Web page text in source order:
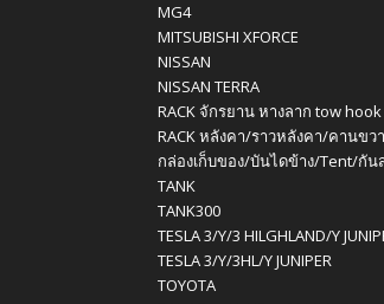
MG4
MITSUBISHI XFORCE
NISSAN
NISSAN TERRA
RACK จักรยาน หางลาก tow hook
RACK หลังคา/ราวหลังคา/คานขว
กล่องเก็บของ/บันไดข้าง/Tent/กัน
TANK
TANK300
TESLA 3/Y/3 HILGHLAND/Y
TESLA 3/Y/3HL/Y JUNIPER
TOYOTA